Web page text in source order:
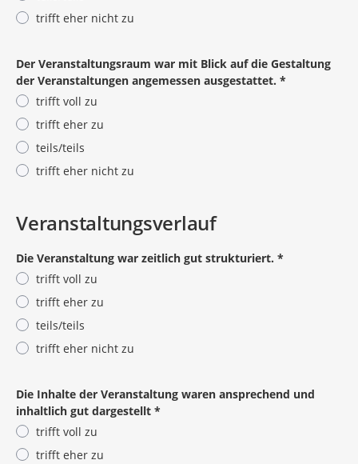
trifft eher nicht zu
Der Veranstaltungsraum war mit Blick auf die Gestaltung
der Veranstaltungen angemessen ausgestattet. *
trifft voll zu
trifft eher zu
teils/teils
trifft eher nicht zu
Veranstaltungsverlauf
Die Veranstaltung war zeitlich gut strukturiert. *
trifft voll zu
trifft eher zu
teils/teils
trifft eher nicht zu
Die Inhalte der Veranstaltung waren ansprechend und
inhaltlich gut dargestellt *
trifft voll zu
trifft eher zu